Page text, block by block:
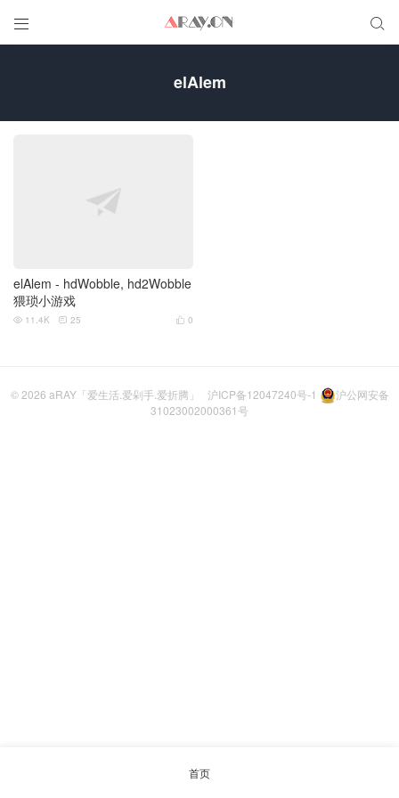
 
elAlem
elAlem - hdWobble, hd2Wobble
猥琐小游戏
 0
 11.4K  25
© 2026 aRAY「爱生活.爱剁手.爱折腾」 沪ICP备12047240号-1
沪公网安备
31023002000361号
首页